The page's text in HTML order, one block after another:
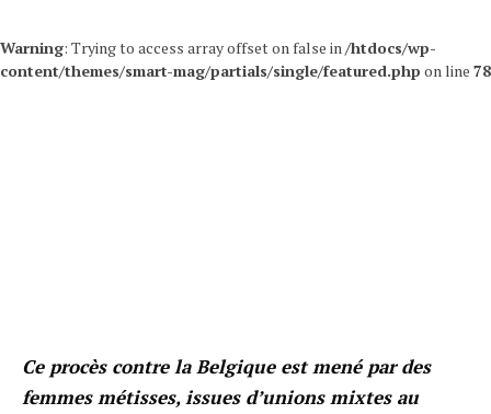
Warning: Trying to access array offset on false in/htdocs/wp-
content/themes/smart-mag/partials/single/featured.php on line 78
Ce procès contre la Belgique est mené par des
femmes métisses, issues d’unions mixtes au